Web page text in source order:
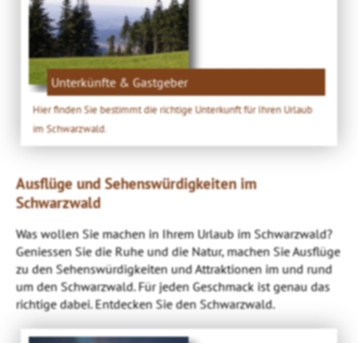
Unterkünfte & Gastgeber
Hier finden Sie bestimmt die richtige Unterkunft für Ihren Urlaub
im Schwarzwald.
Ausflüge und Sehenswürdigkeiten im
Schwarzwald
Was wollen Sie machen in Ihrem Urlaub im Schwarzwald?
Geniessen Sie die Ruhe und die Natur, machen Sie Ausflüge
zu den Sehenswürdigkeiten und Attraktionen im und rund
um den Schwarzwald. Für jeden Geschmack ist genau das
richtige dabei. Entdecken Sie den Schwarzwald.